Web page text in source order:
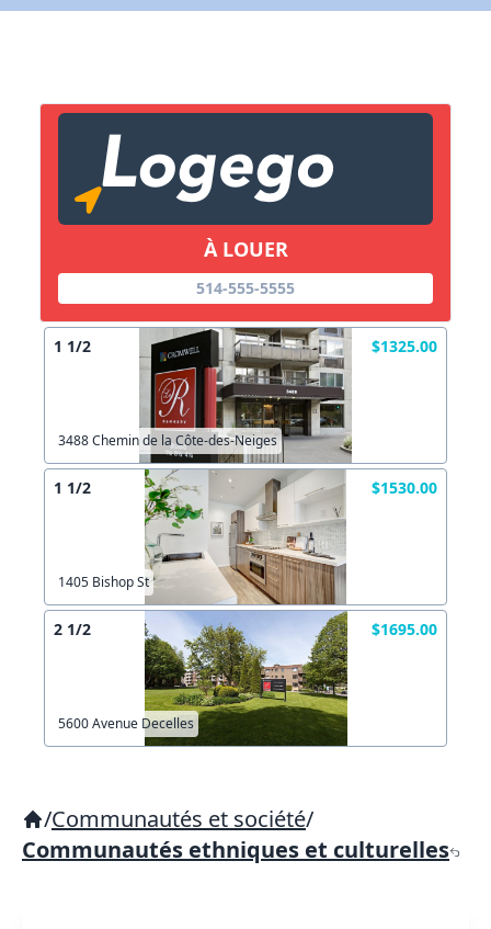
À LOUER
514-555-5555
1 1/2 $1325.00
3488 Chemin de la Côte-des-Neiges
1 1/2 $1530.00
1405 Bishop St
2 1/2 $1695.00
5600 Avenue Decelles
/Communautés et société/
Communautés ethniques et culturelles
X Fermer
Lien vers inscription (sera inclus dans courriel)
Copier lien